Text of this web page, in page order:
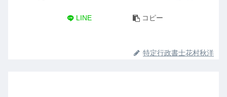
LINE コピー
特定行政書士花村秋洋